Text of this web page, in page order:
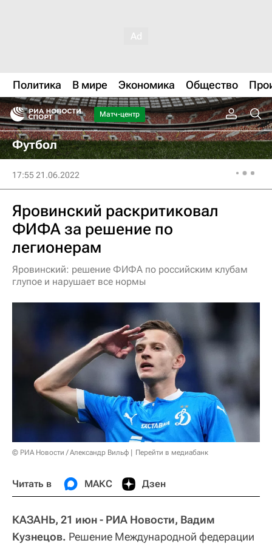
Политика В мире Экономика Общество
Матч-центр
Футбол
17:55 21.06.2022
Яровинский раскритиковал
ФИФА за решение по
легионерам
Яровинский: решение ФИФА по российским клубам
глупое и нарушает все нормы
© РИА Новости / Александр Вильф Перейти в медиабанк
Читать в МАКС Дзен
КАЗАНЬ, 21 июн - РИА Новости, Вадим
Кузнецов. Решение Международной федерации